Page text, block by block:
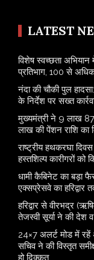
LATEST
विशेष स्वच्छता अभियान
प्रतिभाग, 100 से
नंदा की चौकी पुल
के निर्देश पर सख्त
मुख्यमंत्री ने 9 लाख
लाख की पेंशन राशि का
राष्ट्रीय हथकरघा
हस्तशिल्प कारीगरों को
​धामी कैबिनेट का बड़ा
एक्सप्रेसवे का हरिद्वार
​हरिद्वार से वीरभद्र
तेजस्वी सूर्या ने की देश
24×7 अलर्ट मोड में
सचिव ने की विस्तृत
हो दिक्कत